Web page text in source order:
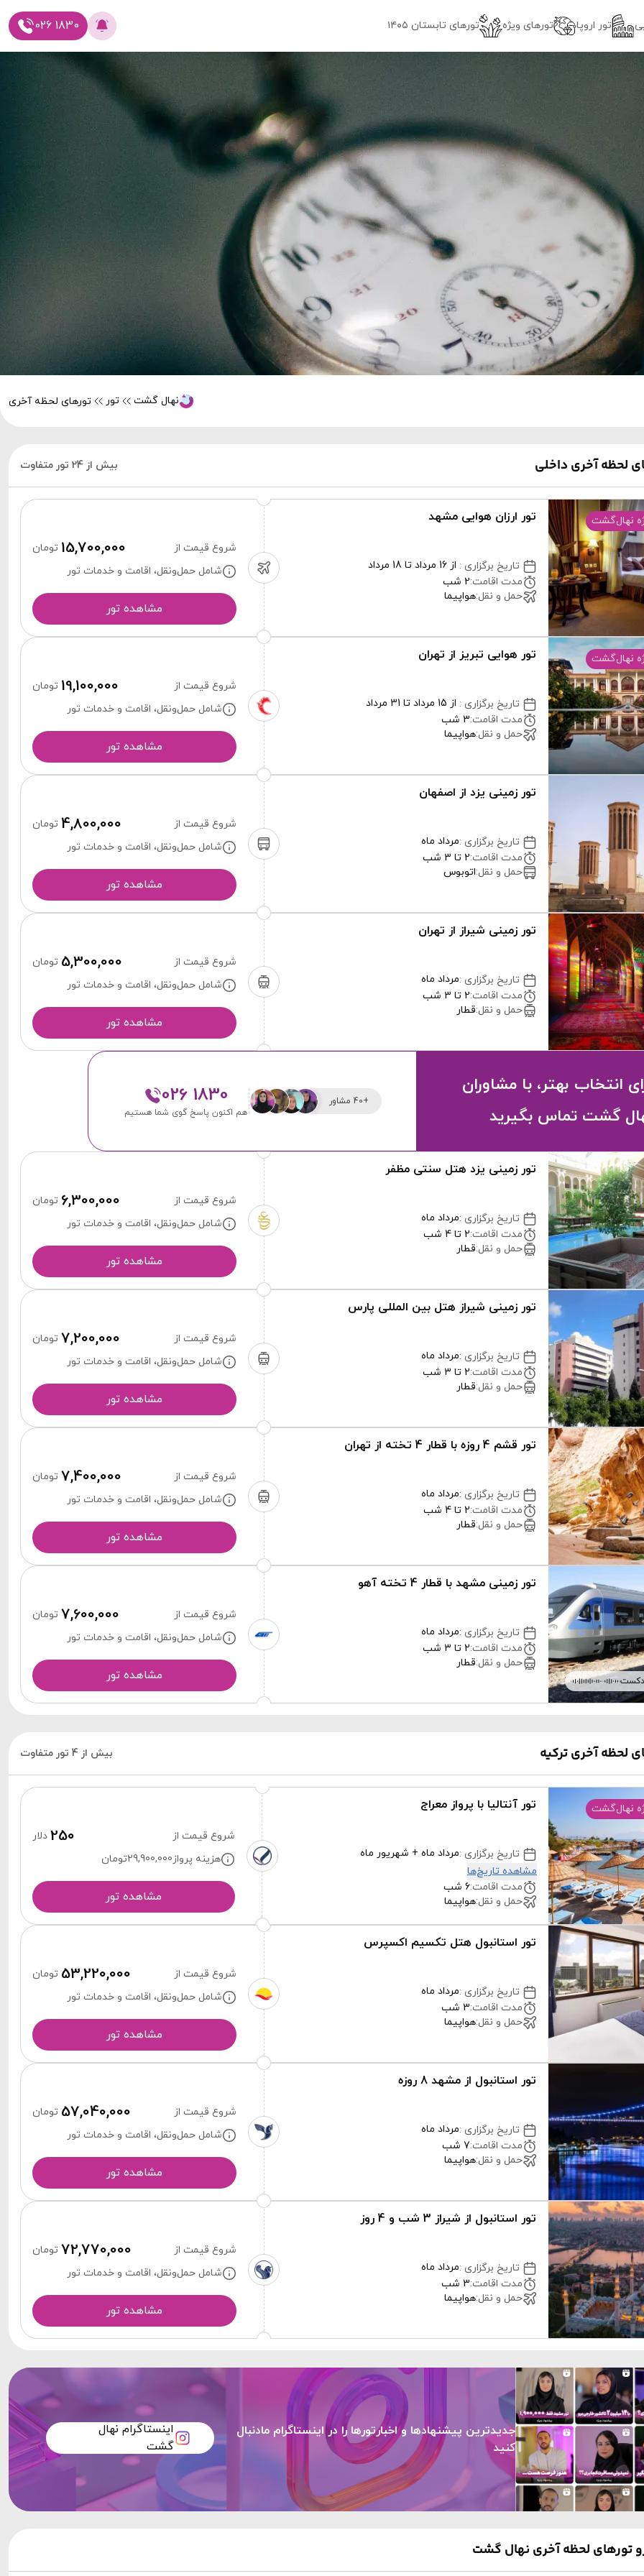
تور اروپا تورهای ویژه تور‌های تابستان ۱۴۰۵ 026 1830
نهال گشت تور تورهای لحظه آخری
لحظه آخری داخلی بیش از 24 تور متفاوت
تور ارزان هوایی مشهد نهال‌گشت
تاریخ برگزاری : از 16 مرداد تا 18 مرداد
مدت اقامت:2 شب
حمل و نقل:هواپیما
شروع قیمت از 15,700,000 تومان
شامل حمل‌ونقل، اقامت و خدمات تور
مشاهده تور
تور هوایی تبریز از تهران نهال‌گشت
تاریخ برگزاری : از 15 مرداد تا 31 مرداد
مدت اقامت:3 شب
حمل و نقل:هواپیما
شروع قیمت از 19,100,000 تومان
شامل حمل‌ونقل، اقامت و خدمات تور
مشاهده تور
تور زمینی یزد از اصفهان
تاریخ برگزاری :مرداد ماه
مدت اقامت:2 تا 3 شب
حمل و نقل:اتوبوس
شروع قیمت از 4,800,000 تومان
شامل حمل‌ونقل، اقامت و خدمات تور
مشاهده تور
تور زمینی شیراز از تهران
تاریخ برگزاری :مرداد ماه
مدت اقامت:2 تا 3 شب
حمل و نقل:قطار
شروع قیمت از 5,300,000 تومان
شامل حمل‌ونقل، اقامت و خدمات تور
مشاهده تور
انتخاب بهتر، با مشاوران
گشت تماس بگیرید
+40 مشاور 026 1830
هم اکنون پاسخ گوی شما هستیم
تور زمینی یزد هتل سنتی مظفر
تاریخ برگزاری :مرداد ماه
مدت اقامت:2 تا 4 شب
حمل و نقل:قطار
شروع قیمت از 6,300,000 تومان
شامل حمل‌ونقل، اقامت و خدمات تور
مشاهده تور
تور زمینی شیراز هتل بین المللی پارس
تاریخ برگزاری :مرداد ماه
مدت اقامت:2 تا 3 شب
حمل و نقل:قطار
شروع قیمت از 7,200,000 تومان
شامل حمل‌ونقل، اقامت و خدمات تور
مشاهده تور
تور قشم 4 روزه با قطار 4 تخته از تهران
تاریخ برگزاری :مرداد ماه
مدت اقامت:2 تا 4 شب
حمل و نقل:قطار
شروع قیمت از 7,400,000 تومان
شامل حمل‌ونقل، اقامت و خدمات تور
مشاهده تور
تور زمینی مشهد با قطار 4 تخته آهو
تاریخ برگزاری :مرداد ماه
مدت اقامت:2 تا 3 شب
حمل و نقل:قطار
شروع قیمت از 7,600,000 تومان
شامل حمل‌ونقل، اقامت و خدمات تور
مشاهده تور
لحظه آخری ترکیه بیش از 4 تور متفاوت
تور آنتالیا با پرواز معراج نهال‌گشت
تاریخ برگزاری :مرداد ماه + شهریور ماه
مشاهده تاریخ‌ها
مدت اقامت:6 شب
حمل و نقل:هواپیما
شروع قیمت از 250 دلار
هزینه پرواز29,900,000تومان
مشاهده تور
تور استانبول هتل تکسیم اکسپرس
تاریخ برگزاری :مرداد ماه
مدت اقامت:3 شب
حمل و نقل:هواپیما
شروع قیمت از 53,220,000 تومان
شامل حمل‌ونقل، اقامت و خدمات تور
مشاهده تور
تور استانبول از مشهد 8 روزه
تاریخ برگزاری :مرداد ماه
مدت اقامت:7 شب
حمل و نقل:هواپیما
شروع قیمت از 57,040,000 تومان
شامل حمل‌ونقل، اقامت و خدمات تور
مشاهده تور
تور استانبول از شیراز 3 شب و 4 روز
تاریخ برگزاری :مرداد ماه
مدت اقامت:3 شب
حمل و نقل:هواپیما
شروع قیمت از 72,770,000 تومان
شامل حمل‌ونقل، اقامت و خدمات تور
مشاهده تور
جدیدترین پیشنهادها و اخبارتورها را در اینستاگرام مادنبال
کنید
اینستاگرام نهال
گشت
تورهای لحظه آخری نهال گشت